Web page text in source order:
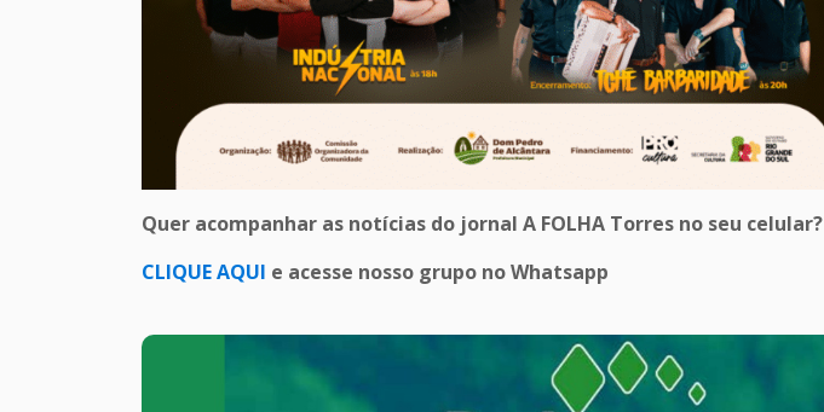
Quer acompanhar as notícias do jornal A FOLHA Torres no seu celular?
CLIQUE AQUI e acesse nosso grupo no Whatsapp